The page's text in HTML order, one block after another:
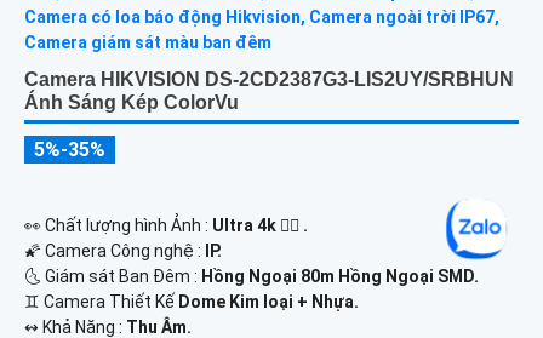
Camera HIKVISION DS-2CD2387G3-LIS2UY/SRBHUN
Ánh Sáng Kép ColorVu
5%-35%
️👀 Chất lượng hình Ảnh : Ultra 4k 👍🏾 .
🌠 Camera Công nghệ :
IP.
🌜 Giám sát Ban Đêm : Hồng Ngoại 80m Hồng Ngoại SMD.
♊ Camera Thiết Kế Dome Kim loại + Nhựa.
️↭ Khả Năng : Thu Âm.